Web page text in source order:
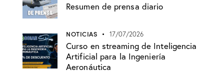
Resumen de prensa diario
NOTICIAS 17/07/2026
Curso en streaming de Inteligencia
Artificial para la Ingeniería
Aeronáutica